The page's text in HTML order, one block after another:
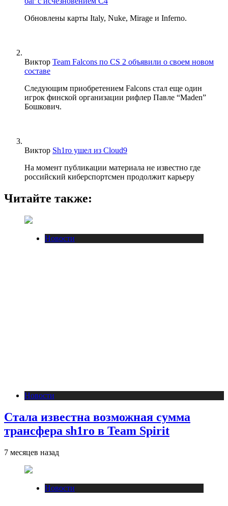
Обновлены карты Italy, Nuke, Mirage и Inferno.
Виктор Team Falcons по CS 2 объявили о своем новом
составе
Следующим приобретением Falcons стал еще один
игрок финской организации рифлер Павле “Maden”
Бошкович.
Виктор Sh1ro ушел из Cloud9
На момент публикации материала не известно где
российский киберспортсмен продолжит карьеру
Читайте также:
Новости
Новости
Стала известна возможная сумма
трансфера sh1ro в Team Spirit
7 месяцев назад
Новости